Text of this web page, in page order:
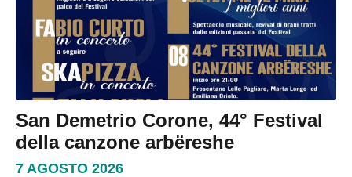
San Demetrio Corone, 44° Festival
della canzone arbëreshe
7 AGOSTO 2026